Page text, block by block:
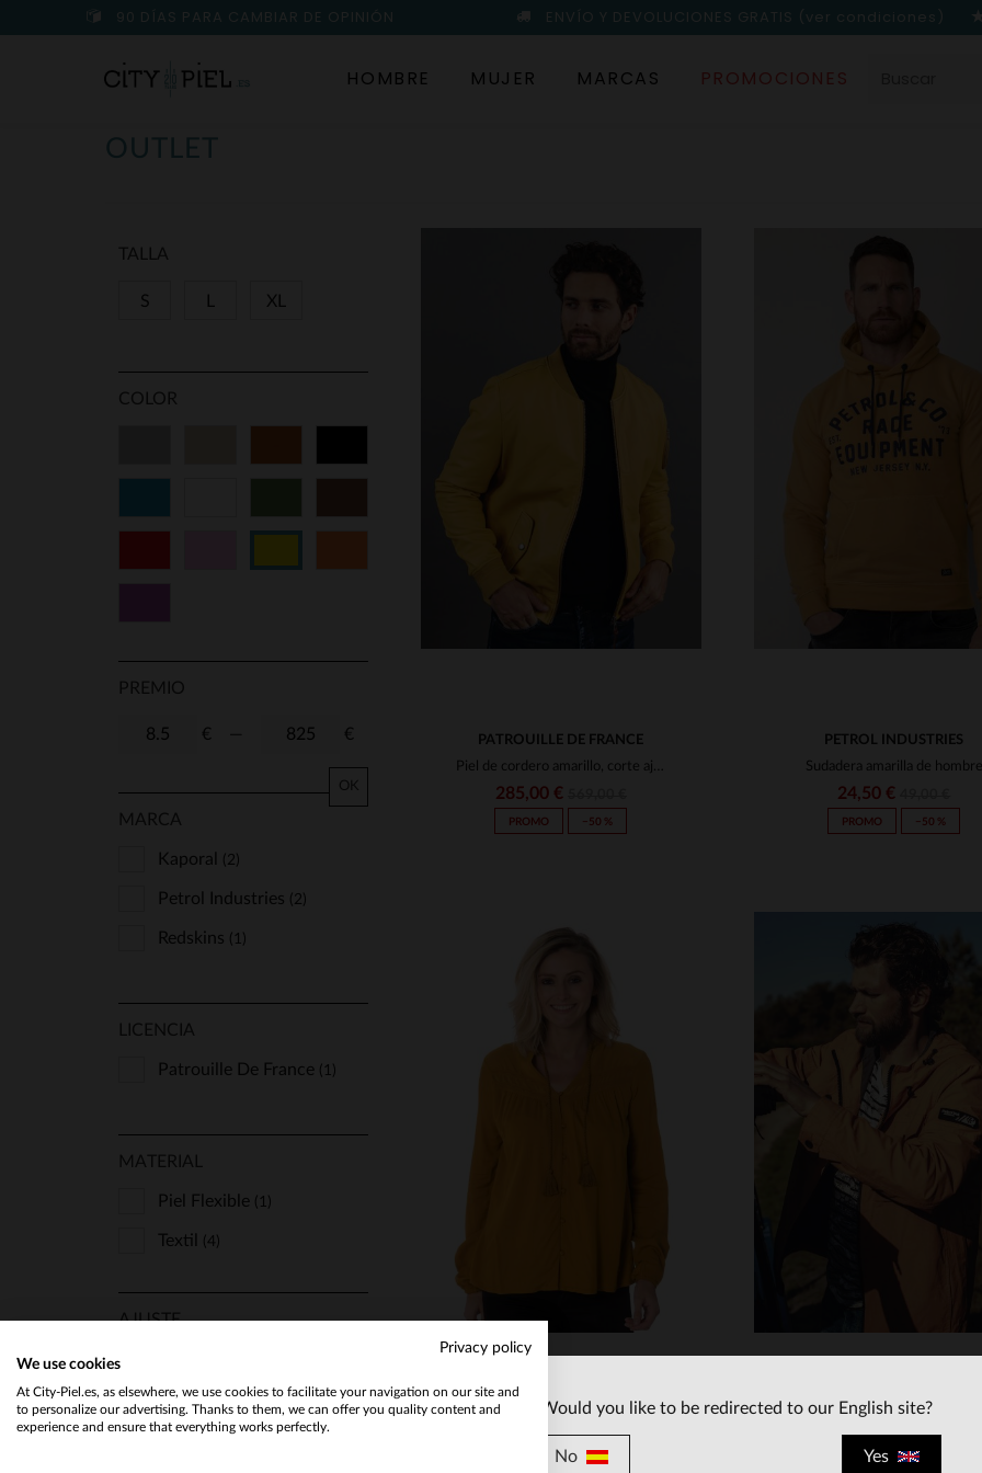
90 DÍAS PARA CAMBIAR DE OPINIÓN ENVÍO Y DEVOLUCIONES GRATIS (ver condiciones)
HOMBRE MUJER MARCAS PROMOCIONES
OUTLET
TALLA
S XL
COLOR
PREMIO
€ €
OK
MARCA
Kaporal (2)
Petrol Industries (2)
Redskins (1)
LICENCIA
Patrouille De France (1)
MATERIAL
Piel Flexible (1)
Textil (4)
AJUSTE
Regular(1)
Slimfit
PATROUILLE DE FRANCE
Piel de cordero amarillo, corte ajustado y bordado exclusivo.
285,00 €
PROMO −50 %
PETROL INDUSTRIES
Sudadera amarilla de hombre
24,50 €
PROMO −50 %
Kaporal blusa de mujer miel
Would you like to be redirected to our English site?
No Yes
Privacy policy
We use cookies
At City-Piel.es, as elsewhere, we use cookies to facilitate your navigation on our site and
to personalize our advertising. Thanks to them, we can offer you quality content and
experience and ensure that everything works perfectly.